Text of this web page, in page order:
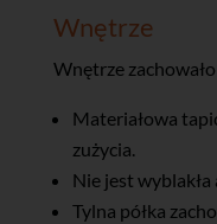
Wnętrze
Wnętrze
Materiałowa
zużycia.
Nie jest
Tylna półka